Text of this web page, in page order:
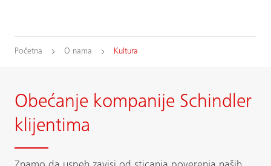
Početna O nama Kultura
Obećanje kompanije Schindler
klijentima